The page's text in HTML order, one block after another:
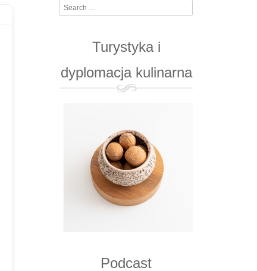
Search
Turystyka i
dyplomacja kulinarna
Podcast